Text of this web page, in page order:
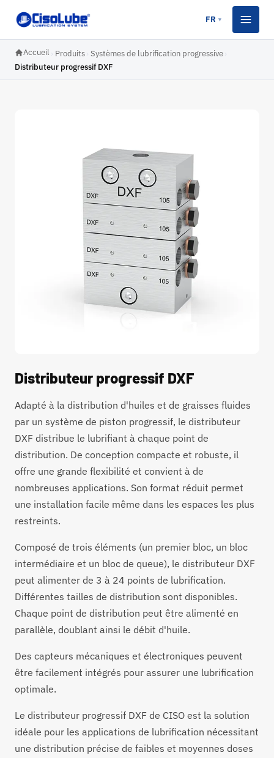
FR ▼
Accueil Produits Systèmes de lubrification progressive
Distributeur progressif DXF
Distributeur progressif DXF
Adapté à la distribution d'huiles et de graisses fluides
par un système de piston progressif, le distributeur
DXF distribue le lubrifiant à chaque point de
distribution. De conception compacte et robuste, il
offre une grande flexibilité et convient à de
nombreuses applications. Son format réduit permet
une installation facile même dans les espaces les plus
restreints.
Composé de trois éléments (un premier bloc, un bloc
intermédiaire et un bloc de queue), le distributeur DXF
peut alimenter de 3 à 24 points de lubrification.
Différentes tailles de distribution sont disponibles.
Chaque point de distribution peut être alimenté en
parallèle, doublant ainsi le débit d'huile.
Des capteurs mécaniques et électroniques peuvent
être facilement intégrés pour assurer une lubrification
optimale.
Le distributeur progressif DXF de CISO est la solution
idéale pour les applications de lubrification nécessitant
une distribution précise de faibles et moyennes doses